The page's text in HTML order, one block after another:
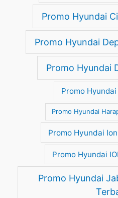
Promo Hyundai
Promo Hyundai
Promo Hyundai
Promo
Promo Hyundai
Promo Hyundai
Promo Hyundai
Promo Hyundai